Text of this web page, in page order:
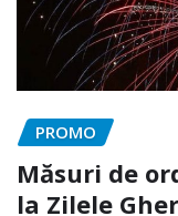
PROMO
Măsuri de
la Zilele